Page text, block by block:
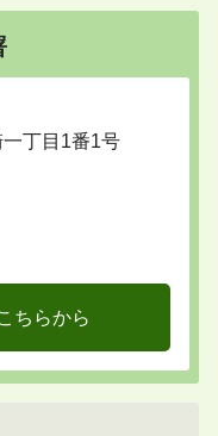
丁目1番1号
ちらから